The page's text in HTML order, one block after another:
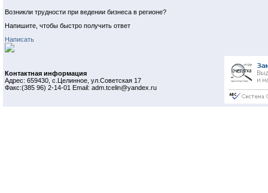
Возникли трудности при ведении бизнеса в регионе?
Напишите, чтобы быстро получить ответ
Написать
Контактная информация
Адрес: 659430, с.Целинное, ул.Советская 17
Факс:(385 96) 2-14-01 Email: adm.tcelin@yandex.ru